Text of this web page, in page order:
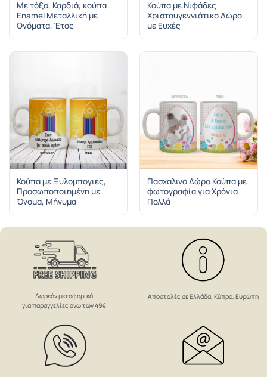
Με τόξο, Καρδιά, κούπα
Enamel Μεταλλική με
Ονόματα, Έτος
Κούπα με Νιφάδες
Χριστουγεννιάτικο Δώρο
με Ευχές
Κούπα με Ξυλομπογιές,
Προσωποποιημένη με
Όνομα, Μήνυμα
Πασχαλινό Δώρο Κούπα με
φωτογραφία για Χρόνια
Πολλά
Δωρεάν μεταφορικά
για παραγγελίες άνω των 49€
Αποστολές σε Ελλάδα, Κύπρο, Ευρώπη